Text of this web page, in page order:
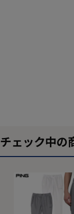
チェック中の